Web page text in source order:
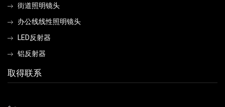
街道照明镜头
办公线线性照明镜头
LED反射器
铝反射器
取得联系